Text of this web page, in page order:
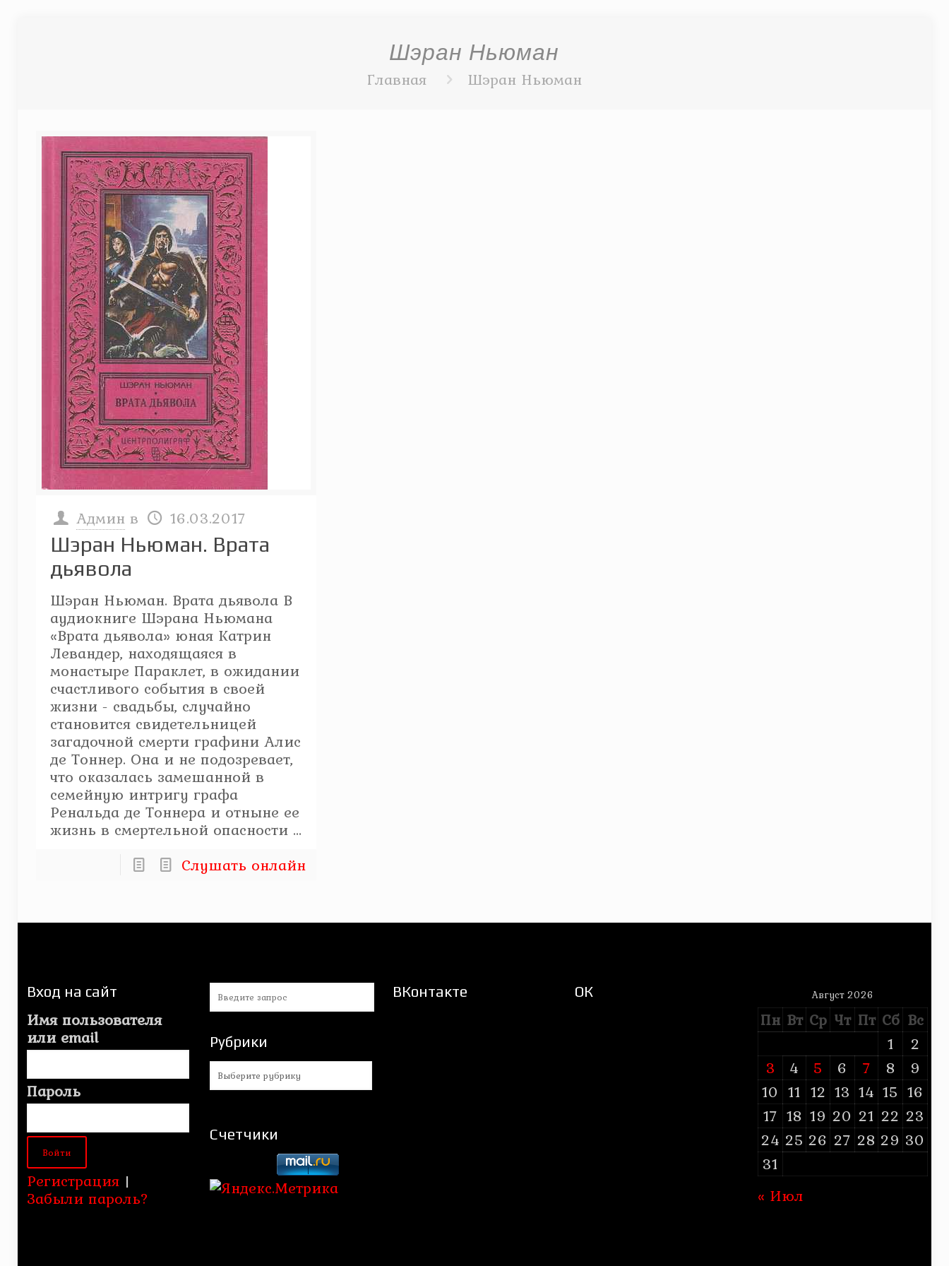
Шэран Ньюман
Главная Шэран Ньюман
Админ в 16.03.2017
Шэран Ньюман. Врата
дьявола
Шэран Ньюман. Врата дьявола В
аудиокниге Шэрана Ньюмана
«Врата дьявола» юная Катрин
Левандер, находящаяся в
монастыре Параклет, в ожидании
счастливого события в своей
жизни - свадьбы, случайно
становится свидетельницей
загадочной смерти графини Алис
де Тоннер. Она и не подозревает,
что оказалась замешанной в
семейную интригу графа
Ренальда де Тоннера и отныне ее
жизнь в смертельной опасности ...
Слушать онлайн
Вход на сайт
Имя пользователя
или email
Пароль
Регистрация |
Забыли пароль?
Рубрики
Рубрики
Счетчики
ВКонтакте ОК Август 2026
Пн Вт Ср Чт Пт Сб Вс
1
2
3
4 5 6 7 8
9
10 11 12 13 14 15 16
17 18 19 20 21 22 23
24 25 26 27 28 29 30
31
« Июл